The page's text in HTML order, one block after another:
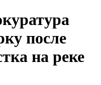
после
на реке